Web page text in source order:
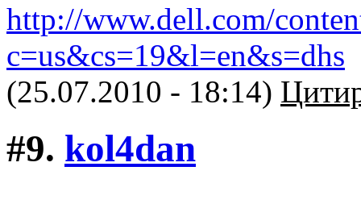
http://www.dell.com/
c=us&cs=19&l=en&s=dhs
(25.07.2010 - 18:14)
#9. kol4dan